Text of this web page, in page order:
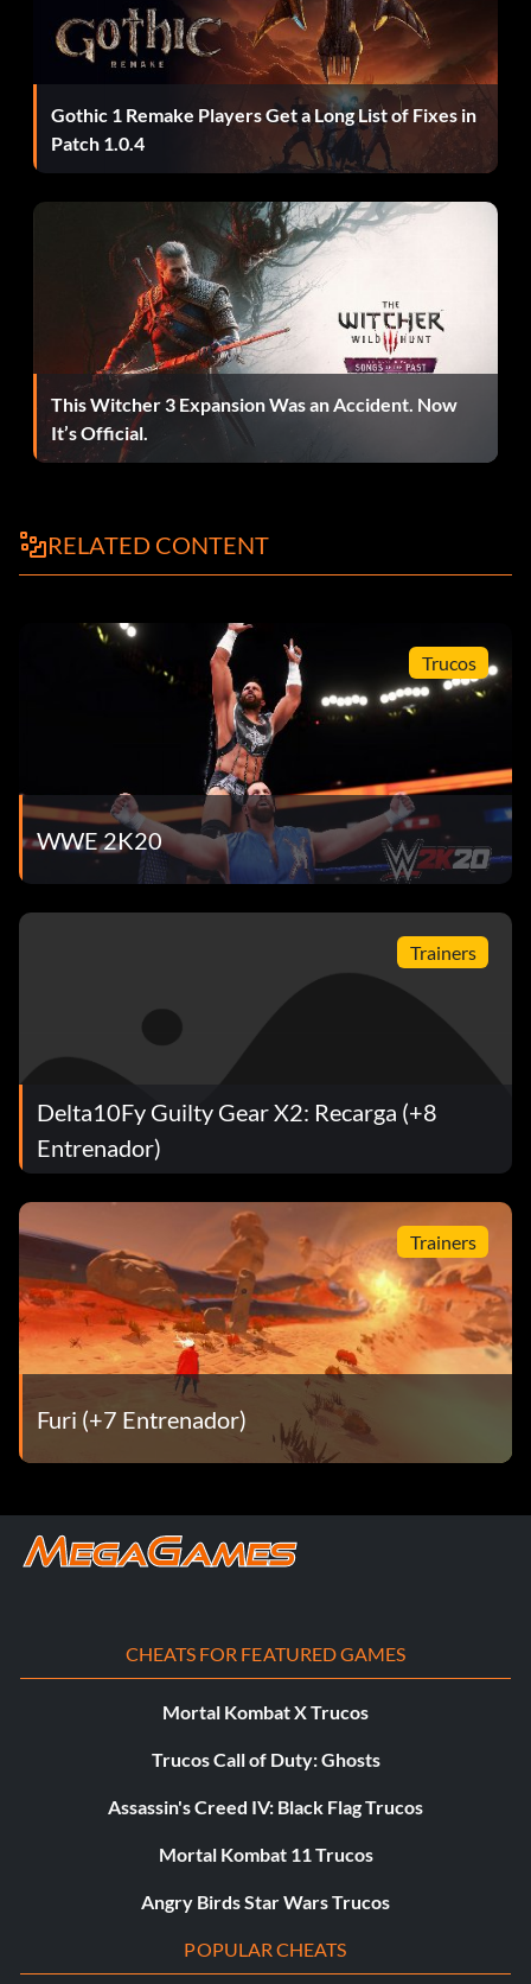
Gothic 1 Remake Players Get a Long List of Fixes in
Patch 1.0.4
This Witcher 3 Expansion Was an Accident. Now
It’s Official.
RELATED CONTENT
Trucos
WWE 2K20
Trainers
Delta10Fy Guilty Gear X2: Recarga (+8
Entrenador)
Trainers
Furi (+7 Entrenador)
CHEATS FOR FEATURED GAMES
Mortal Kombat X Trucos
Trucos Call of Duty: Ghosts
Assassin's Creed IV: Black Flag Trucos
Mortal Kombat 11 Trucos
Angry Birds Star Wars Trucos
POPULAR CHEATS